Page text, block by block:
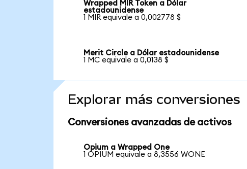
Wrapped MIR Token a Dólar
estadounidense
1 MIR equivale a 0,002778 $
Merit Circle a Dólar estadounidense
1 MC equivale a 0,0138 $
Explorar más conversiones
Conversiones avanzadas de activos
Opium a Wrapped One
1 OPIUM equivale a 8,3556 WONE